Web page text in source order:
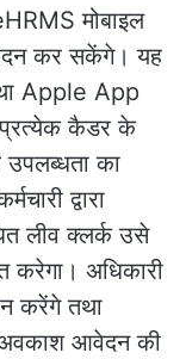
मोबाइल
कर सकेंगे। यह
Apple App
प्रत्येक कैडर के
का
द्वारा
लीव क्लर्क उसे
करेगा। अधिकारी
करेंगे तथा
अवकाश आवेदन की